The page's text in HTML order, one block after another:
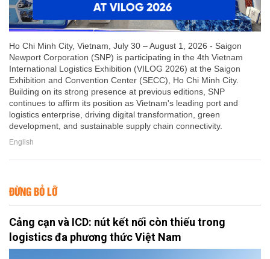
Ho Chi Minh City, Vietnam, July 30 – August 1, 2026 - Saigon
Newport Corporation (SNP) is participating in the 4th Vietnam
International Logistics Exhibition (VILOG 2026) at the Saigon
Exhibition and Convention Center (SECC), Ho Chi Minh City.
Building on its strong presence at previous editions, SNP
continues to affirm its position as Vietnam's leading port and
logistics enterprise, driving digital transformation, green
development, and sustainable supply chain connectivity.
English
ĐỪNG BỎ LỠ
Cảng cạn và ICD: nút kết nối còn thiếu trong
logistics đa phương thức Việt Nam